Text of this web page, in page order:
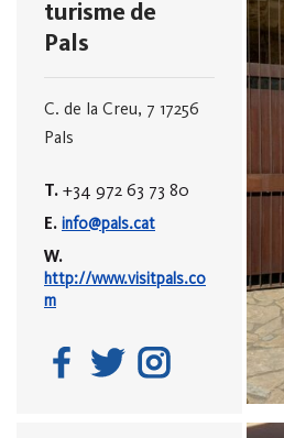
turisme de
Pals
C. de la Creu, 7 17256
Pals
T. +34 972 63 73 80
E. info@pals.cat
W.
http://www.visitpals.co
m